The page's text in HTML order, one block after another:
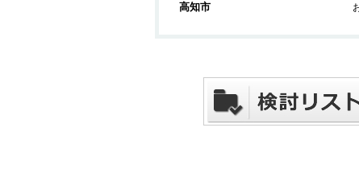
高知市